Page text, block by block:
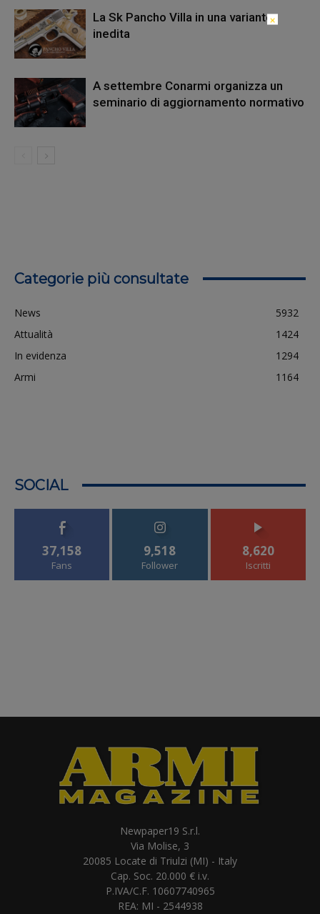
La Sk Pancho Villa in una variante
inedita
A settembre Conarmi organizza un
seminario di aggiornamento normativo
Categorie più consultate
News
5932
Attualità
1424
In evidenza
1294
Armi
1164
SOCIAL
37,158
Fans
9,518
Follower
8,620
Iscritti
Newpaper19 S.r.l.
Via Molise, 3
20085 Locate di Triulzi (MI) - Italy
Cap. Soc. 20.000 € i.v.
P.IVA/C.F. 10607740965
REA: MI - 2544938
×